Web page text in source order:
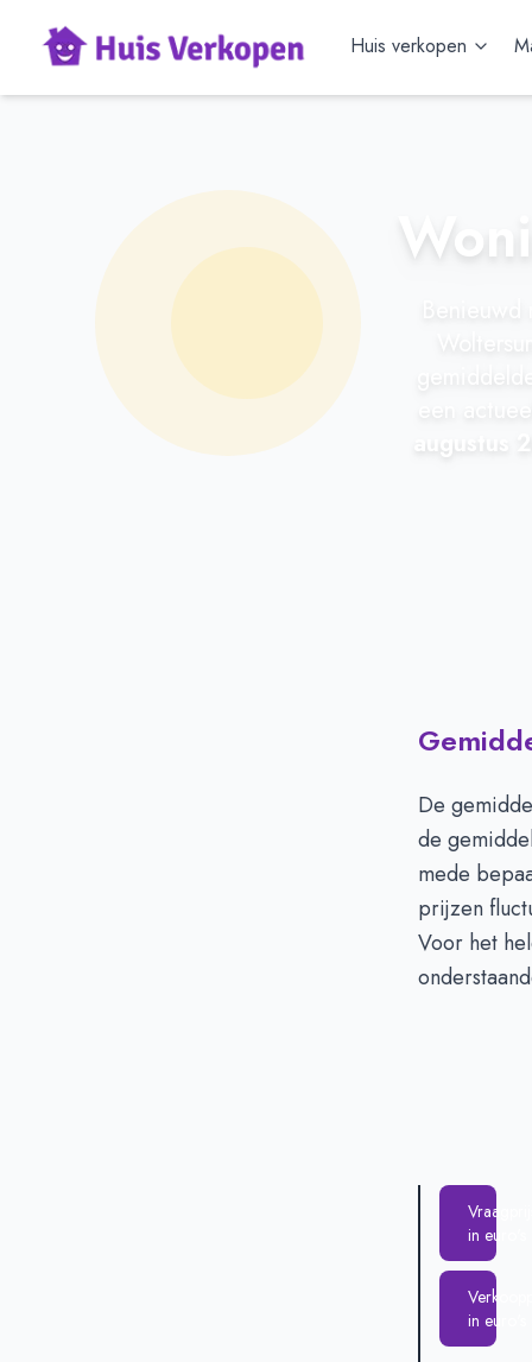
Huis verkopen
augustus
De
de
mede
prijzen
Voor het
Vraagprijs
in euro's
in euro's